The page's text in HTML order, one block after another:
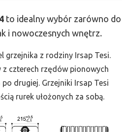
to idealny wybór zarówno do
i nowoczesnych wnętrz.
grzejnika z rodziny Irsap Tesi.
czterech rzędów pionowych
drugiej. Grzejniki Irsap Tesi
rurek ułożonych za sobą.